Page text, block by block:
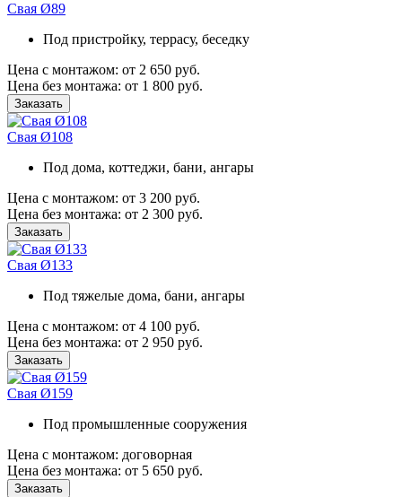
Свая Ø89
Под пристройку, террасу, беседку
Цена с монтажом: от 2 650 руб.
Цена без монтажа: от 1 800 руб.
Заказать
Свая Ø108
Под дома, коттеджи, бани, ангары
Цена с монтажом: от 3 200 руб.
Цена без монтажа: от 2 300 руб.
Заказать
Свая Ø133
Под тяжелые дома, бани, ангары
Цена с монтажом: от 4 100 руб.
Цена без монтажа: от 2 950 руб.
Заказать
Свая Ø159
Под промышленные сооружения
Цена с монтажом: договорная
Цена без монтажа: от 5 650 руб.
Заказать